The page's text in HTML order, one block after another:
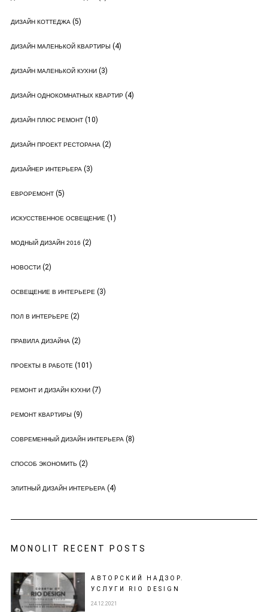
ДИЗАЙН КОТТЕДЖА(5)
ДИЗАЙН МАЛЕНЬКОЙ КВАРТИРЫ (4)
ДИЗАЙН МАЛЕНЬКОЙ КУХНИ(3)
ДИЗАЙН ОДНОКОМНАТНЫХ КВАРТИР(4)
ДИЗАЙН ПЛЮС РЕМОНТ(10)
ДИЗАЙН ПРОЕКТ РЕСТОРАНА(2)
ДИЗАЙНЕР ИНТЕРЬЕРА(3)
ЕВРОРЕМОНТ(5)
ИСКУССТВЕННОЕ ОСВЕЩЕНИЕ(1)
МОДНЫЙ ДИЗАЙН 2016 (2)
НОВОСТИ(2)
ОСВЕЩЕНИЕ В ИНТЕРЬЕРЕ(3)
ПОЛ В ИНТЕРЬЕРЕ(2)
ПРАВИЛА ДИЗАЙНА(2)
ПРОЕКТЫ В РАБОТЕ(101)
РЕМОНТ И ДИЗАЙН КУХНИ(7)
РЕМОНТ КВАРТИРЫ (9)
СОВРЕМЕННЫЙ ДИЗАЙН ИНТЕРЬЕРА(8)
СПОСОБ ЭКОНОМИТЬ (2)
ЭЛИТНЫЙ ДИЗАЙН ИНТЕРЬЕРА(4)
MONOLIT RECENT POSTS
АВТОРСКИЙ НАДЗОР.
УСЛУГИ RIO DESIGN
24.12.2021